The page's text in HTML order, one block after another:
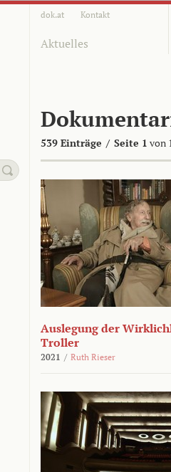
dok.at Kontakt
Aktuelles
539 Einträge / Seite 1 von
Auslegung der
Troller
2021 / Ruth Rieser